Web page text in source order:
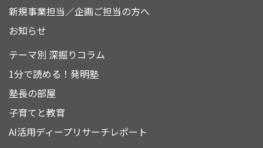
新規事業担当／企画ご担当の方へ
お知らせ
テーマ別 深掘りコラム
1分で読める！発明塾
塾長の部屋
子育てと教育
AI活用ディープリサーチレポート